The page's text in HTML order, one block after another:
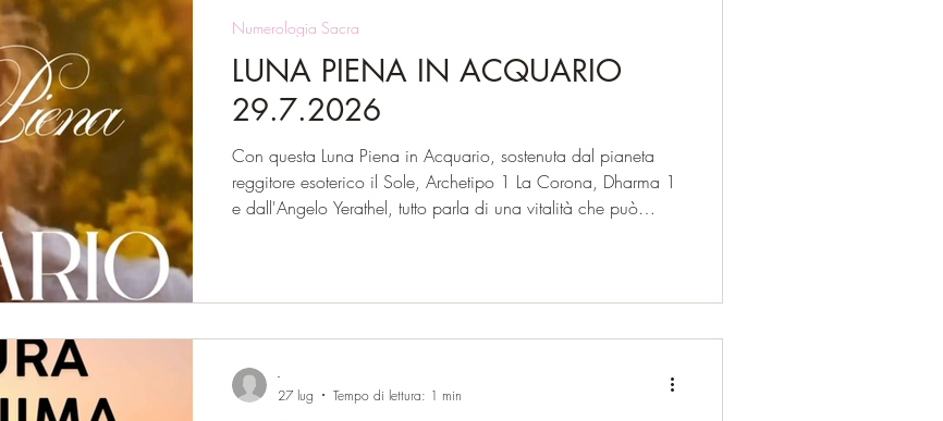
LUNA PIENA IN ACQUARIO
29.7.2026
Con questa Luna Piena in Acquario, sostenuta dal pianeta
reggitore esoterico il Sole, Archetipo 1 La Corona, Dharma 1
e dall'Angelo Yerathel, tutto parla di una vitalità che può
di niente, non potremo mai avanzare nel nostro percorso
come indi
Numerologia Sacra
-
27 lug
Tempo di lettura: 1 min